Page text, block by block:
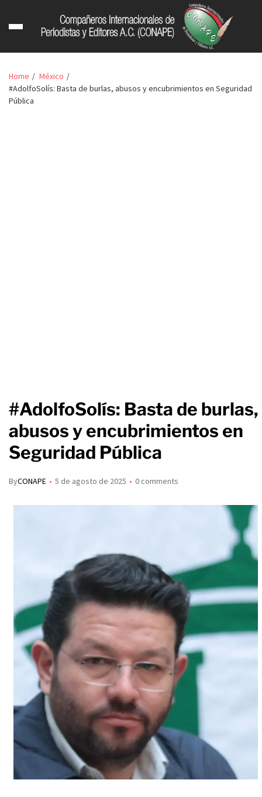
Home
México
#AdolfoSolís: Basta de burlas, abusos y encubrimientos en Seguridad
Pública
#AdolfoSolís: Basta de burlas,
abusos y encubrimientos en
Seguridad Pública
ByCONAPE 5 de agosto de 2025 0 comments